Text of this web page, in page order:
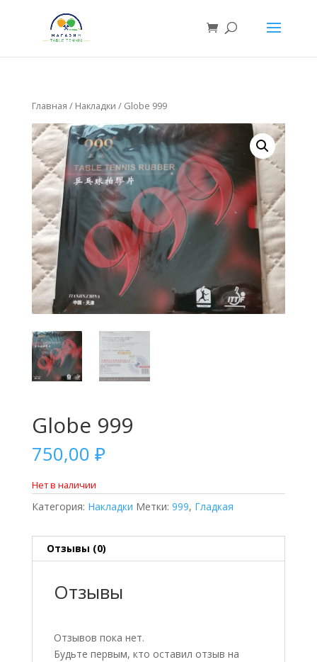
Главная / Накладки / Globe 999
Globe 999
750,00 ₽
Нет в наличии
Категория: Накладки Метки: 999, Гладкая
Отзывы (0)
Отзывы
Отзывов пока нет.
Будьте первым, кто оставил отзыв на